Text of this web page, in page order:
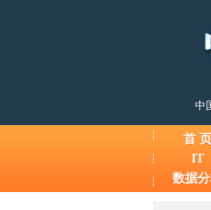
中
首 页
IT
数据